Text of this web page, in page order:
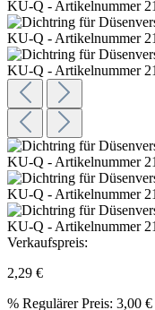
Verkaufspreis:
2,29 €
% Regulärer Preis: 3,00 €